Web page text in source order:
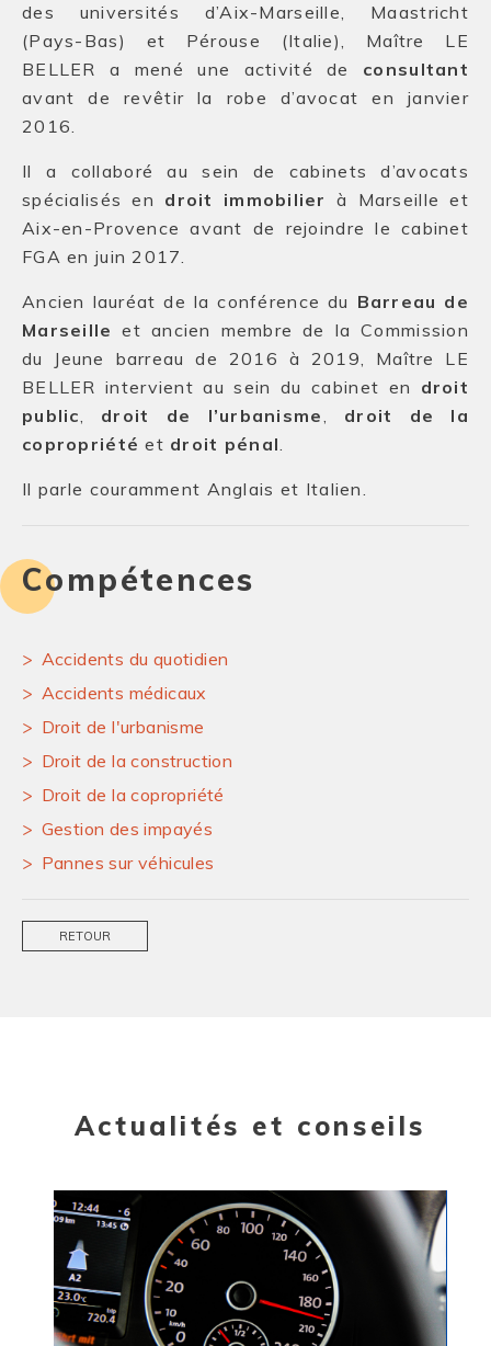
des universités d’Aix-Marseille, Maastricht
(Pays-Bas) et Pérouse (Italie), Maître LE
BELLER a mené une activité de consultant
avant de revêtir la robe d’avocat en janvier
2016.
Il a collaboré au sein de cabinets d’avocats
spécialisés en droit immobilier à Marseille et
Aix-en-Provence avant de rejoindre le cabinet
FGA en juin 2017.
Ancien lauréat de la conférence du Barreau de
Marseille et ancien membre de la Commission
du Jeune barreau de 2016 à 2019, Maître LE
BELLER intervient au sein du cabinet en droit
public, droit de l’urbanisme, droit de la
copropriété et droit pénal.
Il parle couramment Anglais et Italien.
Compétences
Accidents du quotidien
Accidents médicaux
Droit de l'urbanisme
Droit de la construction
Droit de la copropriété
Gestion des impayés
Pannes sur véhicules
RETOUR
Actualités et conseils